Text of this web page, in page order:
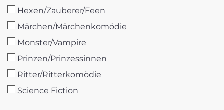
Hexen/Zauberer/Feen
Märchen/Märchenkomödie
Monster/Vampire
Prinzen/Prinzessinnen
Ritter/Ritterkomödie
Science Fiction